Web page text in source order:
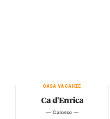
CASA VACANZE
Ca d'Enrica
— Calosso —